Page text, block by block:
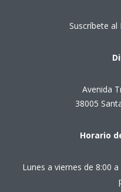
Suscríbete
Avenida
38005
Horario
Lunes a viernes de 8:00